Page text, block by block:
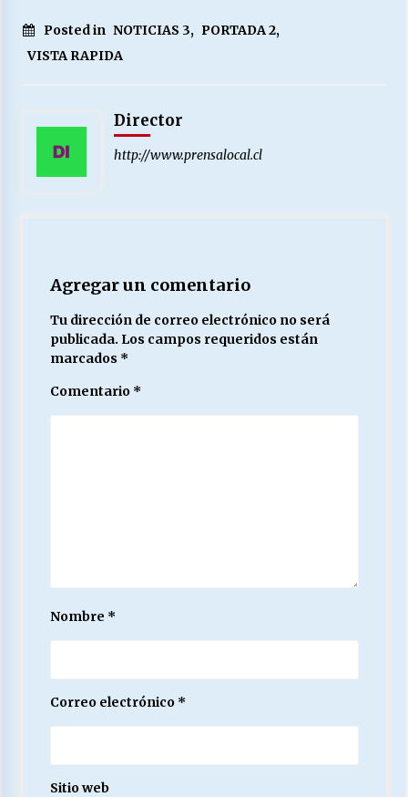
Posted in NOTICIAS 3, PORTADA 2,
VISTA RAPIDA
Director
http://www.prensalocal.cl
Agregar un comentario
Tu dirección de correo electrónico no será
publicada. Los campos requeridos están
marcados *
Comentario *
Nombre *
Correo electrónico *
Sitio web